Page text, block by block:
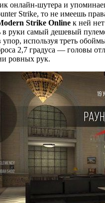
онлайн-шутера и
Strike, то не имеешь
Strike Online к ней
в руки самый дешевый
используя треть
2,7 градуса — головы
ровных рук.